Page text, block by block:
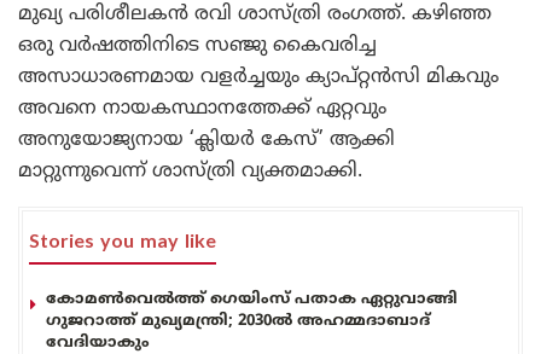
മുഖ്യ പരിശീലകൻ രവി ശാസ്ത്രി രംഗത്ത്. കഴിഞ്ഞ
ഒരു വർഷത്തിനിടെ സഞ്ജു കൈവരിച്ച
അസാധാരണമായ വളർച്ചയും ക്യാപ്റ്റൻസി മികവും
അവനെ നായകസ്ഥാനത്തേക്ക് ഏറ്റവും
അനുയോജ്യനായ ‘ക്ലിയർ കേസ്’ ആക്കി
മാറ്റുന്നുവെന്ന് ശാസ്ത്രി വ്യക്തമാക്കി.
Stories you may like
കോമൺവെൽത്ത് ഗെയിംസ് പതാക ഏറ്റുവാങ്ങി
ഗുജറാത്ത് മുഖ്യമന്ത്രി; 2030ൽ അഹമ്മദാബാദ്
വേദിയാകും